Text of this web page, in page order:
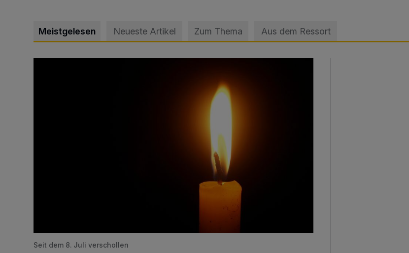
Meistgelesen Neueste Artikel Zum Thema Aus dem Ressort
Seit dem 8. Juli verschollen